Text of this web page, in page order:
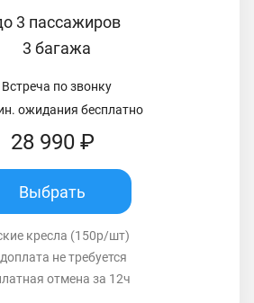
3 пассажиров
3 багажа
Встреча по звонку
ожидания бесплатно
28 990 ₽
Выбрать
кресла (150р/шт)
не требуется
отмена за 12ч